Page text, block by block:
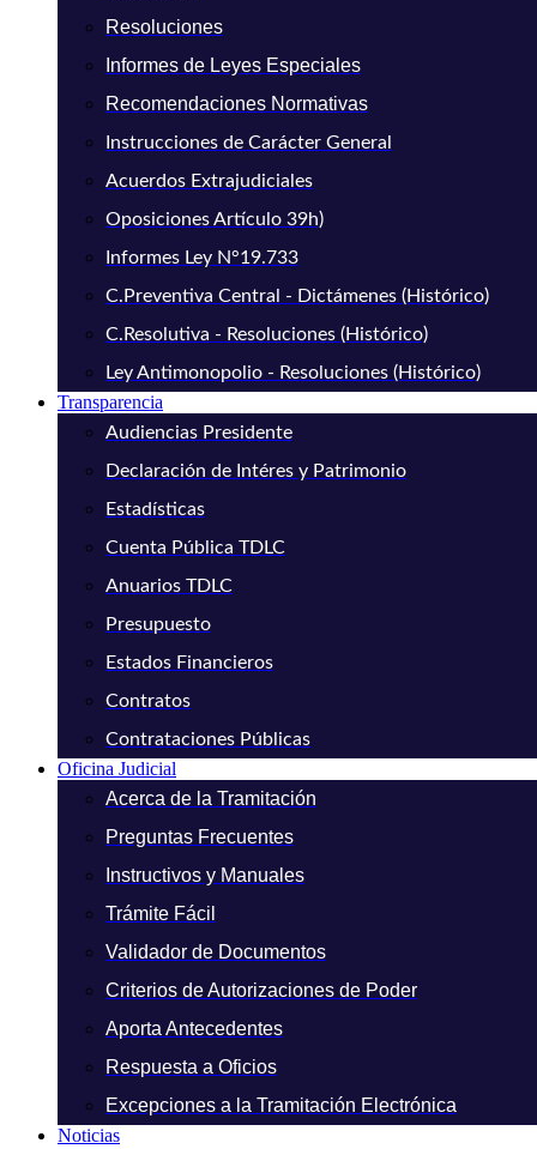
Resoluciones
Informes de Leyes Especiales
Recomendaciones Normativas
Instrucciones de Carácter General
Acuerdos Extrajudiciales
Oposiciones Artículo 39h)
Informes Ley N°19.733
C.Preventiva Central - Dictámenes (Histórico)
C.Resolutiva - Resoluciones (Histórico)
Ley Antimonopolio - Resoluciones (Histórico)
Transparencia
Audiencias Presidente
Declaración de Intéres y Patrimonio
Estadísticas
Cuenta Pública TDLC
Anuarios TDLC
Presupuesto
Estados Financieros
Contratos
Contrataciones Públicas
Oficina Judicial
Acerca de la Tramitación
Preguntas Frecuentes
Instructivos y Manuales
Trámite Fácil
Validador de Documentos
Criterios de Autorizaciones de Poder
Aporta Antecedentes
Respuesta a Oficios
Excepciones a la Tramitación Electrónica
Noticias